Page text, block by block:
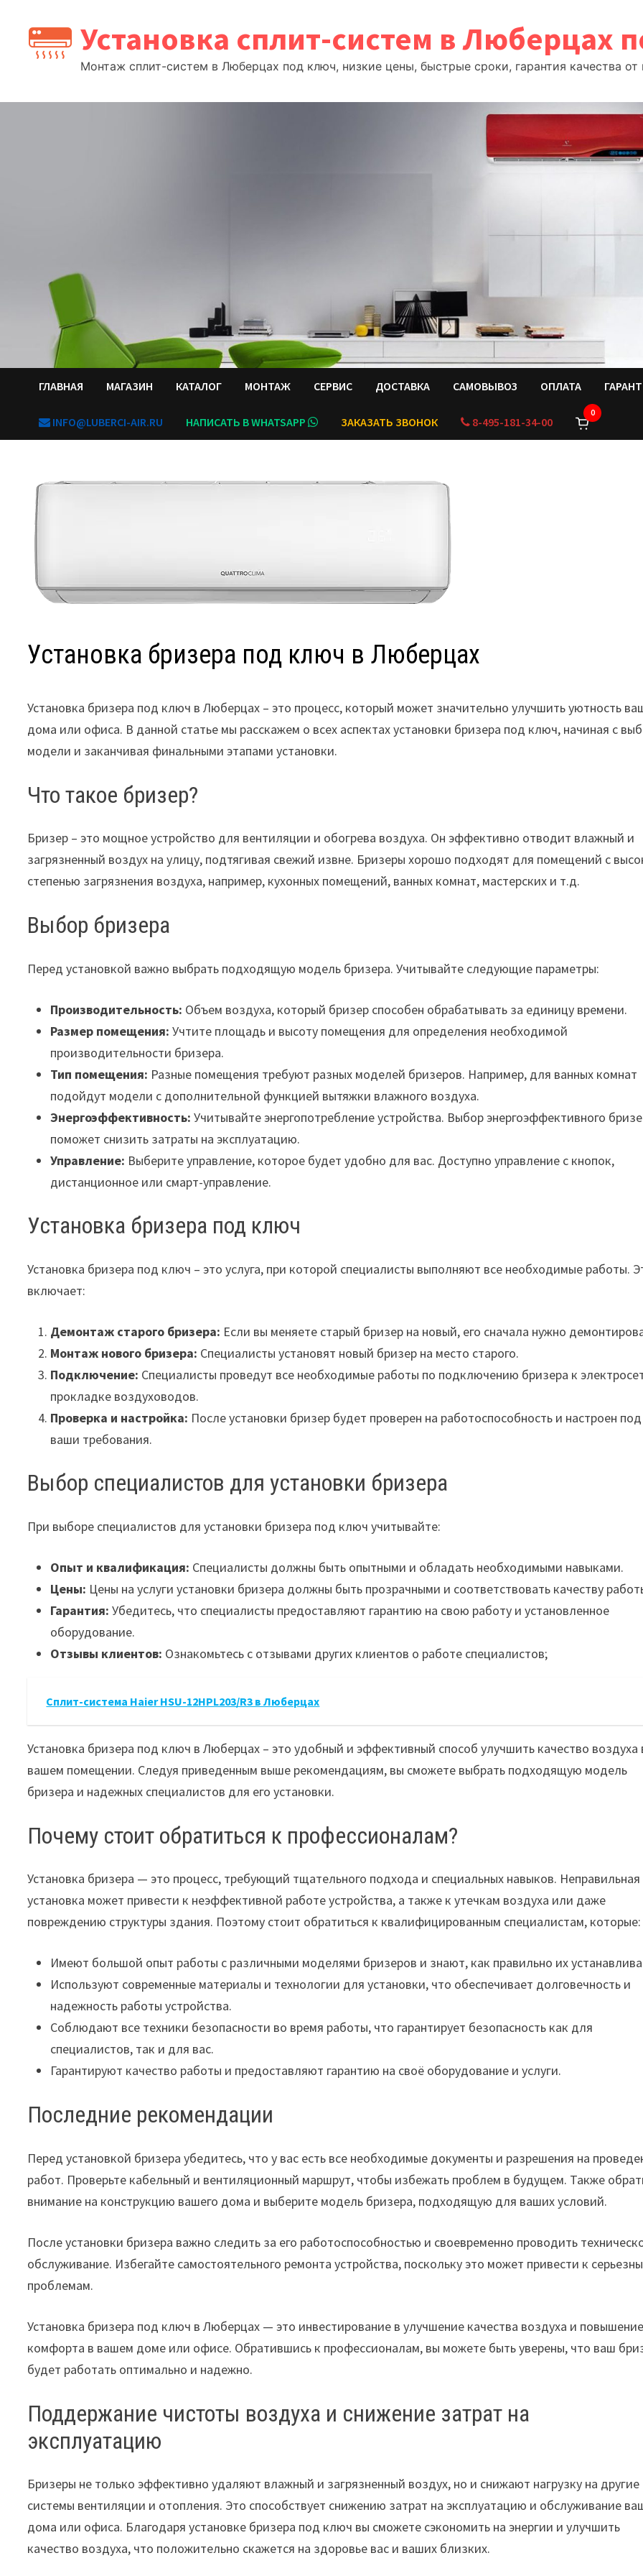
содержимому Установка сплит-систем в Люберцах
Монтаж сплит-систем в Люберцах под ключ, низкие цены, быстрые сроки, гарантия качества
ГЛАВНАЯ МАГАЗИН КАТАЛОГ МОНТАЖ СЕРВИС ДОСТАВКА САМОВЫВОЗ ОПЛАТА
INFO@LUBERCI-AIR.RU НАПИСАТЬ В WHATSAPP ЗАКАЗАТЬ ЗВОНОК 8-495-181-34-00
0
Установка бризера под ключ в Люберцах
Установка бризера под ключ в Люберцах – это процесс, который может значительно улучшить уютность
дома или офиса. В данной статье мы расскажем о всех аспектах установки бризера под ключ, начиная с
модели и заканчивая финальными этапами установки.
Что такое бризер?
Бризер – это мощное устройство для вентиляции и обогрева воздуха. Он эффективно отводит влажный и
загрязненный воздух на улицу, подтягивая свежий извне. Бризеры хорошо подходят для помещений с
степенью загрязнения воздуха, например, кухонных помещений, ванных комнат, мастерских и т.д.
Выбор бризера
Перед установкой важно выбрать подходящую модель бризера. Учитывайте следующие параметры:
Производительность: Объем воздуха, который бризер способен обрабатывать за единицу времени.
Размер помещения: Учтите площадь и высоту помещения для определения необходимой
производительности бризера.
Тип помещения: Разные помещения требуют разных моделей бризеров. Например, для ванных комнат
подойдут модели с дополнительной функцией вытяжки влажного воздуха.
Энергоэффективность: Учитывайте энергопотребление устройства. Выбор энергоэффективного
поможет снизить затраты на эксплуатацию.
Управление: Выберите управление, которое будет удобно для вас. Доступно управление с кнопок,
дистанционное или смарт-управление.
Установка бризера под ключ
Установка бризера под ключ – это услуга, при которой специалисты выполняют все необходимые работы.
включает:
Демонтаж старого бризера: Если вы меняете старый бризер на новый, его сначала нужно
Монтаж нового бризера: Специалисты установят новый бризер на место старого.
Подключение: Специалисты проведут все необходимые работы по подключению бризера к
прокладке воздуховодов.
Проверка и настройка: После установки бризер будет проверен на работоспособность и настроен под
ваши требования.
Выбор специалистов для установки бризера
При выборе специалистов для установки бризера под ключ учитывайте:
Опыт и квалификация: Специалисты должны быть опытными и обладать необходимыми навыками.
Цены: Цены на услуги установки бризера должны быть прозрачными и соответствовать качеству
Гарантия: Убедитесь, что специалисты предоставляют гарантию на свою работу и установленное
оборудование.
Отзывы клиентов: Ознакомьтесь с отзывами других клиентов о работе специалистов;
Сплит-система Haier HSU-12HPL203/R3 в Люберцах
Установка бризера под ключ в Люберцах – это удобный и эффективный способ улучшить качество воздуха
вашем помещении. Следуя приведенным выше рекомендациям, вы сможете выбрать подходящую модель
бризера и надежных специалистов для его установки.
Почему стоит обратиться к профессионалам?
Установка бризера — это процесс, требующий тщательного подхода и специальных навыков. Неправильная
установка может привести к неэффективной работе устройства, а также к утечкам воздуха или даже
повреждению структуры здания. Поэтому стоит обратиться к квалифицированным специалистам, которые:
Имеют большой опыт работы с различными моделями бризеров и знают, как правильно их
Используют современные материалы и технологии для установки, что обеспечивает долговечность и
надежность работы устройства.
Соблюдают все техники безопасности во время работы, что гарантирует безопасность как для
специалистов, так и для вас.
Гарантируют качество работы и предоставляют гарантию на своё оборудование и услуги.
Последние рекомендации
Перед установкой бризера убедитесь, что у вас есть все необходимые документы и разрешения на
работ. Проверьте кабельный и вентиляционный маршрут, чтобы избежать проблем в будущем. Также
внимание на конструкцию вашего дома и выберите модель бризера, подходящую для ваших условий.
После установки бризера важно следить за его работоспособностью и своевременно проводить
обслуживание. Избегайте самостоятельного ремонта устройства, поскольку это может привести к
проблемам.
Установка бризера под ключ в Люберцах — это инвестирование в улучшение качества воздуха и
комфорта в вашем доме или офисе. Обратившись к профессионалам, вы можете быть уверены, что ваш
будет работать оптимально и надежно.
Поддержание чистоты воздуха и снижение затрат на
эксплуатацию
Бризеры не только эффективно удаляют влажный и загрязненный воздух, но и снижают нагрузку на другие
системы вентиляции и отопления. Это способствует снижению затрат на эксплуатацию и обслуживание
дома или офиса. Благодаря установке бризера под ключ вы сможете сэкономить на энергии и улучшить
качество воздуха, что положительно скажется на здоровье вас и ваших близких.